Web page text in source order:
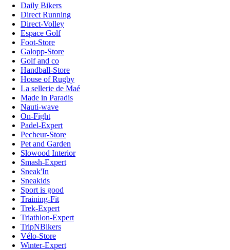
Daily Bikers
Direct Running
Direct-Volley
Espace Golf
Foot-Store
Galopp-Store
Golf and co
Handball-Store
House of Rugby
La sellerie de Maé
Made in Paradis
Nauti-wave
On-Fight
Padel-Expert
Pecheur-Store
Pet and Garden
Slowood Interior
Smash-Expert
Sneak'In
Sneakids
Sport is good
Training-Fit
Trek-Expert
Triathlon-Expert
TripNBikers
Vélo-Store
Winter-Expert